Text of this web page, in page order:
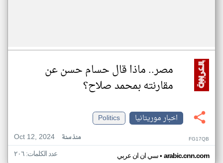
مصر.. ماذا قال حسام حسن عن
مقارنته بمحمد صلاح؟
اخبار موريتانيا
Politics
Oct 12, 2024
منذ سنة FG17QB
سي ان ان عربي• arabic.cnn.com عدد الكلمات: ٢٠٦